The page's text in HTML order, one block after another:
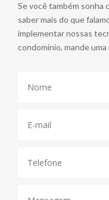
Se você também sonha
saber mais do que
implementar nossas
condomínio, mande uma